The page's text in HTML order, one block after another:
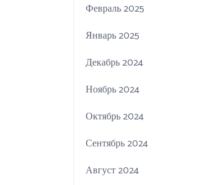
Февраль 2025
Январь 2025
Декабрь 2024
Ноябрь 2024
Октябрь 2024
Сентябрь 2024
Август 2024